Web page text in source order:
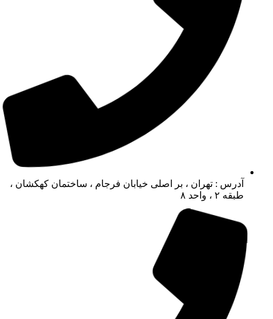
آدرس : تهران ، بر اصلی خیابان فرجام ، ساختمان کهکشان ،
طبقه ۲ ، واحد ۸